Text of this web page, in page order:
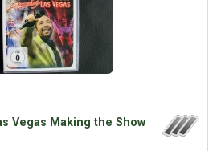
Vegas Making the Show